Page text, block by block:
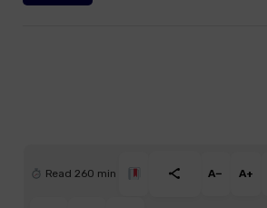
Read 260 min A− A+